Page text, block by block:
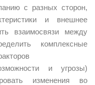
с разных сторон,
и внешнее
взаимосвязи между
комплексные
и угрозы)
изменения во